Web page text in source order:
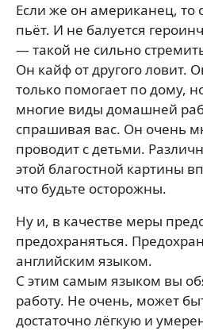
Если же он американец, то
пьёт. И не балуется
— такой не сильно
Он кайф от другого ловит.
только помогает по дому,
многие виды домашней
спрашивая вас. Он очень
проводит с детьми.
этой благостной картины
что будьте осторожны.
Ну и, в качестве меры
предохраняться.
английским языком.
С этим самым языком вы
работу. Не очень, может
достаточно лёгкую и